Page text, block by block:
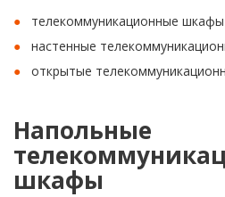
телекоммуникационные
настенные
открытые
Напольные
шкафы